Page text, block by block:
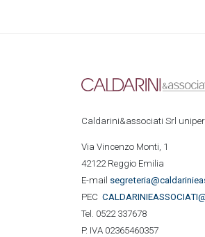
Caldarini&associati Srl
Via Vincenzo Monti, 1
42122 Reggio Emilia
E-mail
PEC CALDARINIE
Tel. 0522 337678
P. IVA 02365460357